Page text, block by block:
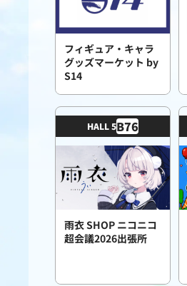
フィギュア・キャラ
グッズマーケット by
S14
HALL 5B76
雨衣 SHOP ニコニコ
超会議2026出張所